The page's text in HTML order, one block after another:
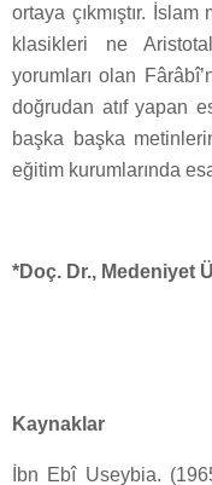
ortaya çıkmıştır.
klasikleri ne
yorumları olan
doğrudan atıf yapan
başka başka
eğitim kurumlarında
*Doç. Dr., Medeniyet
Kaynaklar
İbn Ebî Useybia.